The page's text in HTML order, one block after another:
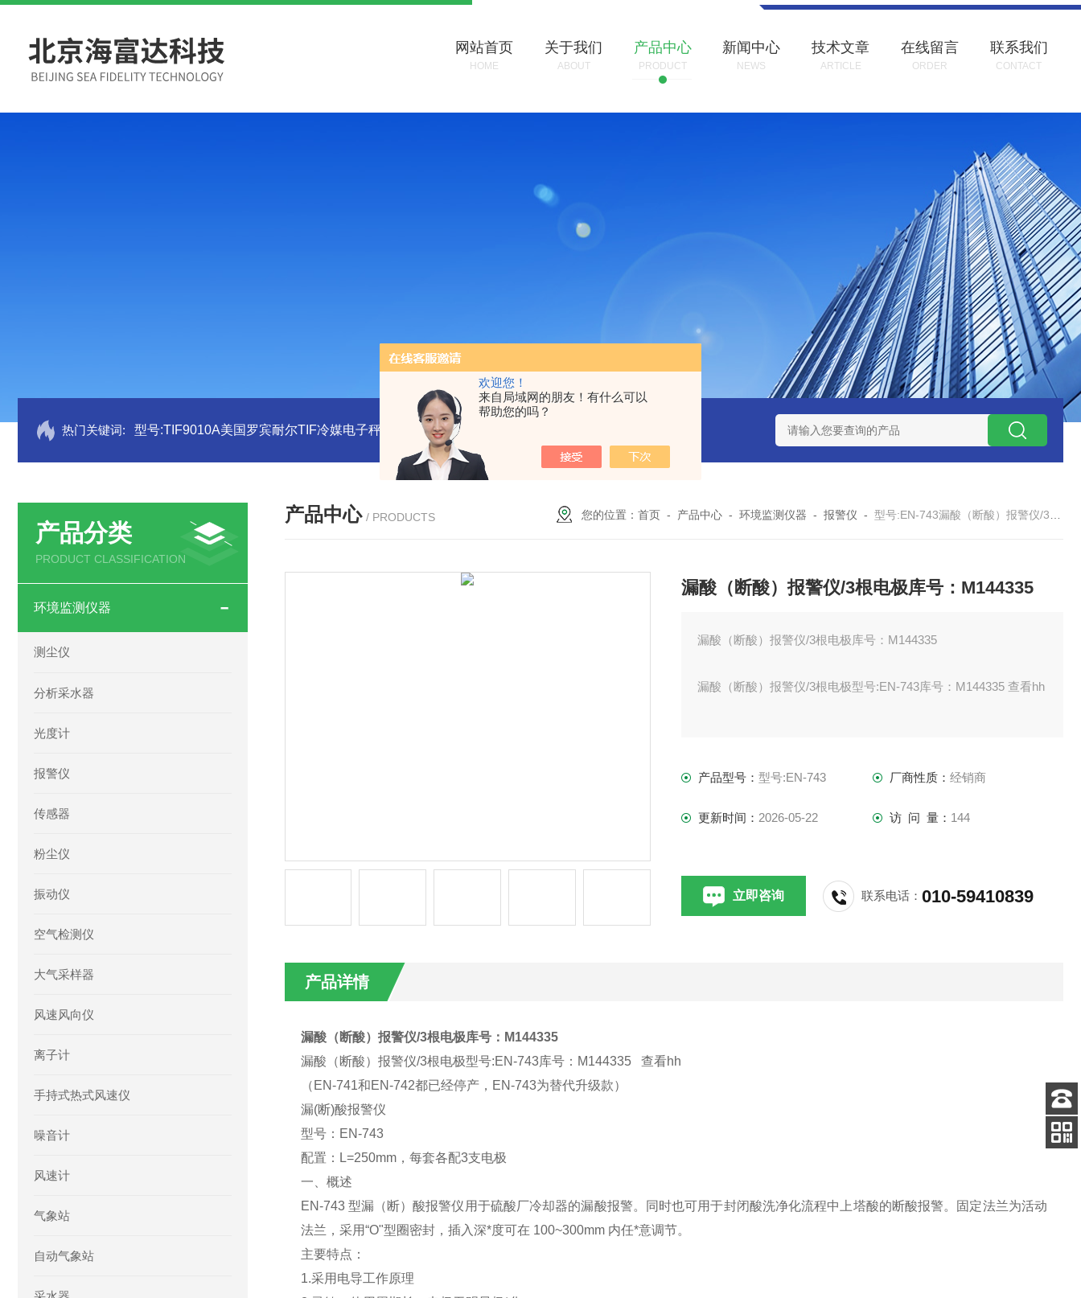
欢迎您！
来自局域网的朋友！有什么可以
帮助您的吗？
网站首页
HOME
关于我们
ABOUT
产品中心
PRODUCT
新闻中心
NEWS
技术文章
ARTICLE
在线留言
ORDER
联系我们
CONTACT
热门关键词: 型号:TIF9010A美国罗宾耐尔TIF冷媒电子秤/衡器：M340780 型号:ZB960/ZXQC-ABS-ZD汽车ABS诊断仪库号
产品分类
PRODUCT CLASSIFICATION
环境监测仪器
测尘仪
分析采水器
光度计
报警仪
传感器
粉尘仪
振动仪
空气检测仪
大气采样器
风速风向仪
离子计
手持式热式风速仪
噪音计
风速计
气象站
自动气象站
产品中心 / PRODUCTS 您的位置：首页 - 产品中心 -环境监测仪器 -报警仪 -型号:EN-743漏酸（断酸）报警仪/3根电极库号：M144335
漏酸（断酸）报警仪/3根电极库号：M144335
漏酸（断酸）报警仪/3根电极库号：M144335
漏酸（断酸）报警仪/3根电极型号:EN-743库号：M144335 查看hh
漏(断)酸报警仪
型号：EN-743
配置：L=250mm，每套各配3支电极
一、概述
产品型号：型号:EN-743 厂商性质： 经销商
更新时间： 2026-05-22 访 问 量： 144
立即咨询 联系电话：010-59410839
产品详情
漏酸（断酸）报警仪/3根电极库号：M144335
漏酸（断酸）报警仪/3根电极型号:EN-743库号：M144335 查看hh
（EN-741和EN-742都已经停产，EN-743为替代升级款）
漏(断)酸报警仪
型号：EN-743
配置：L=250mm，每套各配3支电极
一、概述
EN-743 型漏（断）酸报警仪用于硫酸厂冷却器的漏酸报警。同时也可用于封闭酸洗净化流程中上塔酸的断酸报警。固定法兰为活动
法兰，采用“O"型圈密封，插入深*度可在 100~300mm 内任*意调节。
主要特点：
1.采用电导工作原理
客服
电话